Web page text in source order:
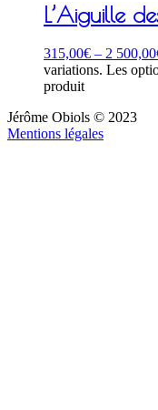
L’Aiguille
315,00€ – 2 500,00
variations. Les
produit
Jérôme Obiols © 2023
Mentions légales